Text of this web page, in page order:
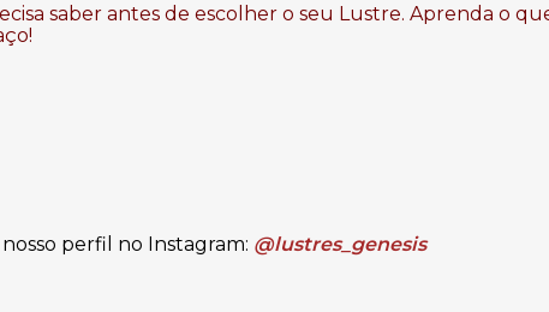
saber antes de escolher o seu Lustre. Aprenda o
perfil no Instagram: @lustres_genesis